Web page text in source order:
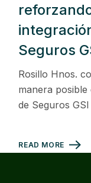
Seguros
Rosillo Hnos.
manera
de Seguros GSI
READ MORE